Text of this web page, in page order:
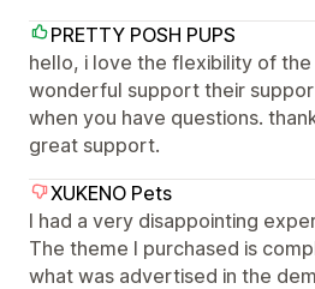
PRETTY POSH PUPS
hello, i love the flexibility of
wonderful support their
when you have questions.
great support.
XUKENO Pets
I had a very disappointing
The theme I purchased is
what was advertised in the